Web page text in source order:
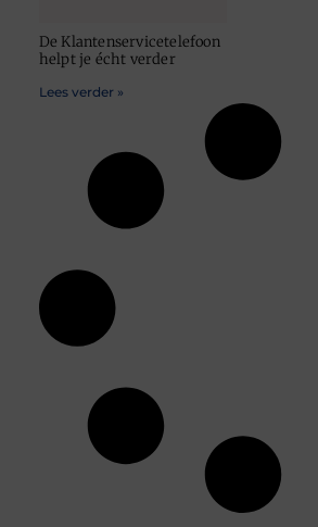
De Klantenservicetelefoon
helpt je écht verder
Lees verder »